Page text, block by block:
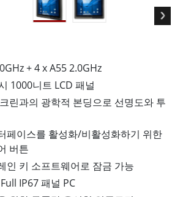
+ 4 x A55 2.0GHz
1000니트 LCD 패널
린과의 광학적 본딩으로 선명도와 투
페이스를 활성화/비활성화하기 위한
버튼
인 키 소프트웨어로 잠금 가능
IP67 패널 PC